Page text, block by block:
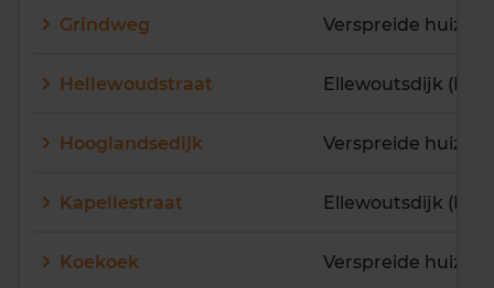
Grindweg Verspreide huizen
Hellewoudstraat Ellewoutsdijk
Hooglandsedijk Verspreide huizen
Kapellestraat Ellewoutsdijk
Koekoek Verspreide huizen